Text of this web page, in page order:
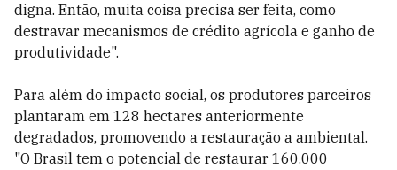
digna. Então, muita coisa precisa ser feita, como
destravar mecanismos de crédito agrícola e ganho de
produtividade".
Para além do impacto social, os produtores parceiros
plantaram em 128 hectares anteriormente
degradados, promovendo a restauração a ambiental.
"O Brasil tem o potencial de restaurar 160.000